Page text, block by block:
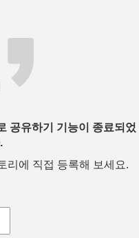
공유하기 기능이 종료되었
리에 직접 등록해 보세요.